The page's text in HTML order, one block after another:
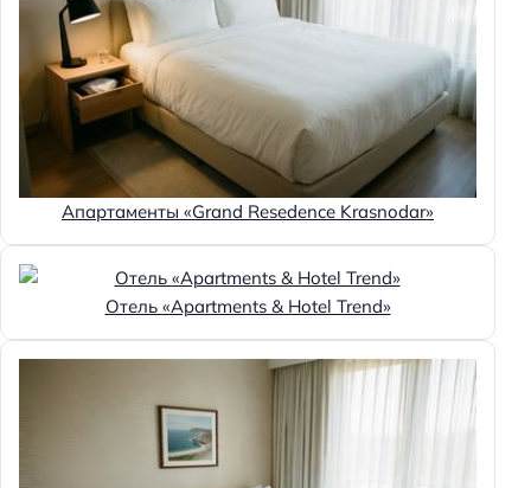
Апартаменты «Grand Resedence Krasnodar»
Отель «Apartments & Hotel Trend»